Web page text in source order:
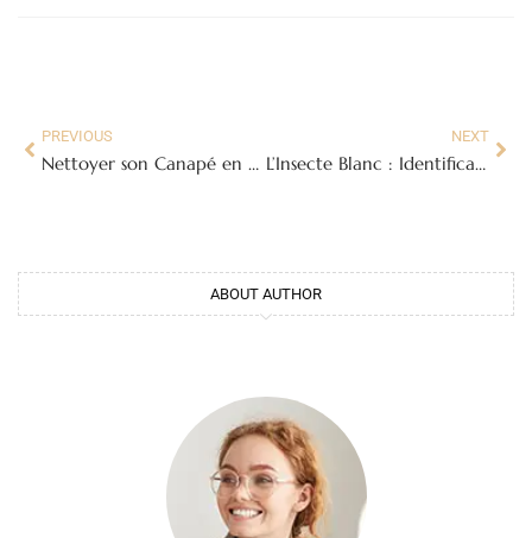
PREVIOUS
Nettoyer son Canapé en Tissu : La Magie du Vinaigre Blanc et du Bicarbonate
NEXT
L’Insecte Blanc : Identification, Traitement et Prévention
ABOUT AUTHOR